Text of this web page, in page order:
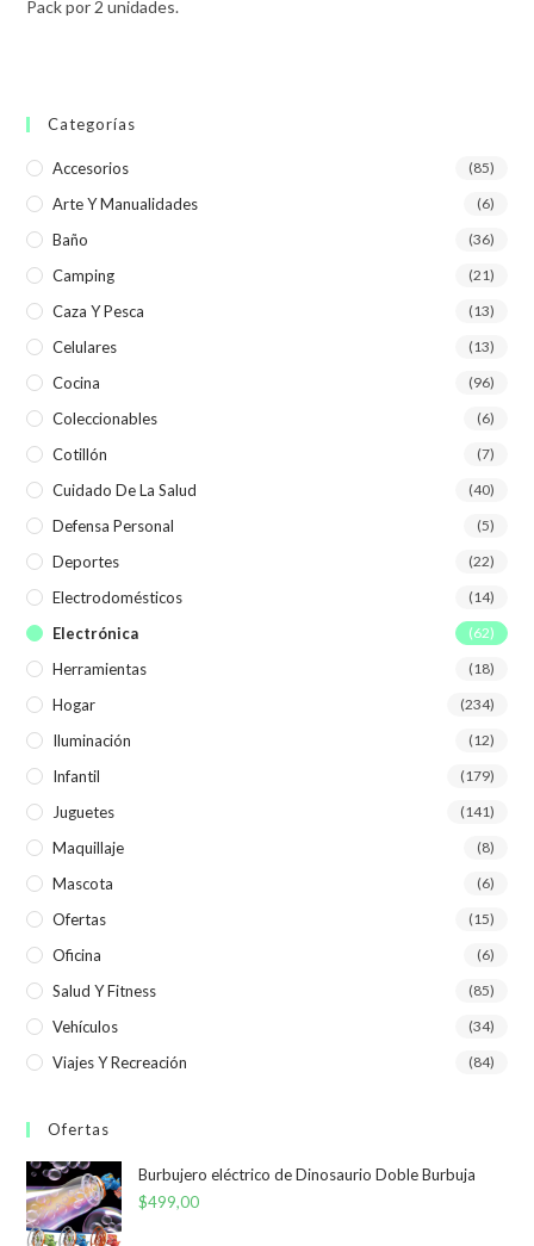
Pack por 2 unidades.
Categorías
Accesorios (85)
Arte Y Manualidades (6)
Baño (36)
Camping (21)
Caza Y Pesca (13)
Celulares (13)
Cocina (96)
Coleccionables (6)
Cotillón (7)
Cuidado De La Salud (40)
Defensa Personal (5)
Deportes (22)
Electrodomésticos (14)
Electrónica (62)
Herramientas (18)
Hogar (234)
Iluminación (12)
Infantil (179)
Juguetes (141)
Maquillaje (8)
Mascota (6)
Ofertas (15)
Oficina (6)
Salud Y Fitness (85)
Vehículos (34)
Viajes Y Recreación (84)
Ofertas
Burbujero eléctrico de Dinosaurio Doble Burbuja
$499,00